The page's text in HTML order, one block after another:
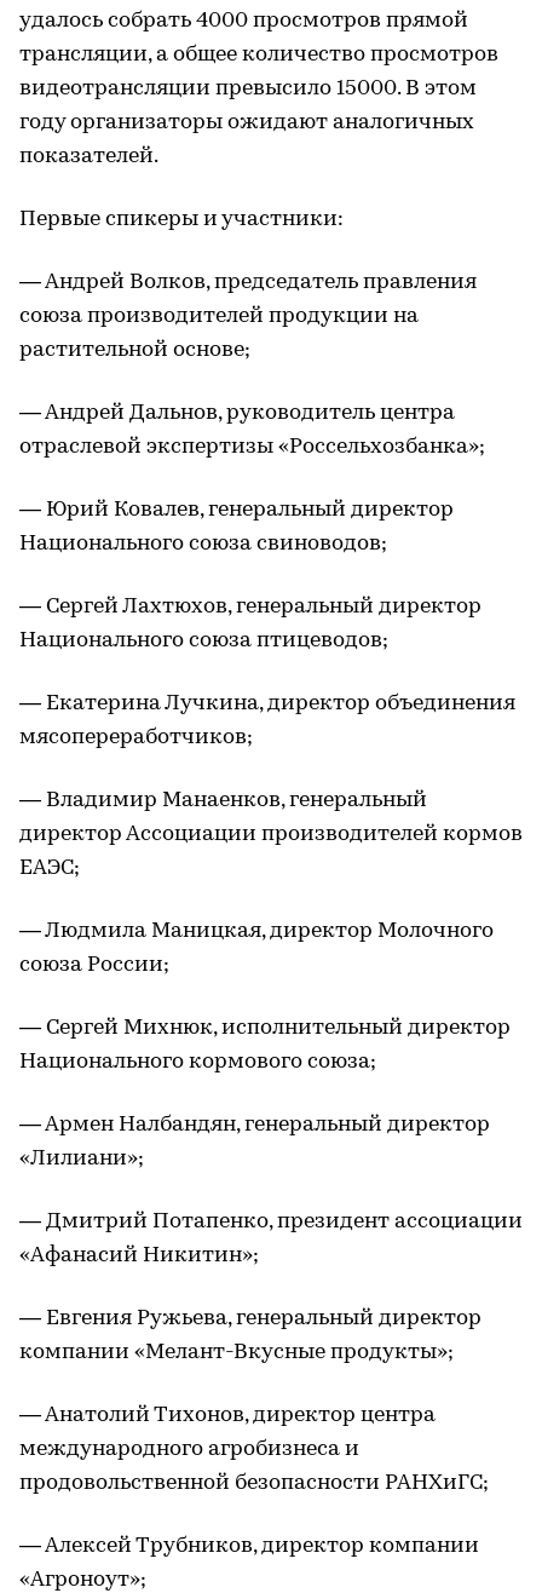
удалось собрать 4000 просмотров прямой
трансляции, а общее количество просмотров
видеотрансляции превысило 15000. В этом
году организаторы ожидают аналогичных
показателей.
Первые спикеры и участники:
— Андрей Волков, председатель правления
союза производителей продукции на
растительной основе;
— Андрей Дальнов, руководитель центра
отраслевой экспертизы «Россельхозбанка»;
— Юрий Ковалев, генеральный директор
Национального союза свиноводов;
— Сергей Лахтюхов, генеральный директор
Национального союза птицеводов;
— Екатерина Лучкина, директор объединения
мясопереработчиков;
— Владимир Манаенков, генеральный
директор Ассоциации производителей кормов
ЕАЭС;
— Людмила Маницкая, директор Молочного
союза России;
— Сергей Михнюк, исполнительный директор
Национального кормового союза;
— Армен Налбандян, генеральный директор
«Лилиани»;
— Дмитрий Потапенко, президент ассоциации
«Афанасий Никитин»;
— Евгения Ружьева, генеральный директор
компании «Мелант-Вкусные продукты»;
— Анатолий Тихонов, директор центра
международного агробизнеса и
продовольственной безопасности РАНХиГС;
— Алексей Трубников, директор компании
«Агроноут»;